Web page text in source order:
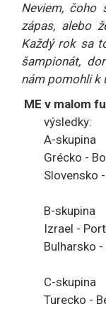
Neviem, čoho
zápas, alebo
Každý rok sa
šampionát,
nám pomohli k
ME v malom
výsledky:
A-skupina
Grécko -
Slovensko -
B-skupina
Izrael -
Bulharsko -
C-skupina
Turecko -